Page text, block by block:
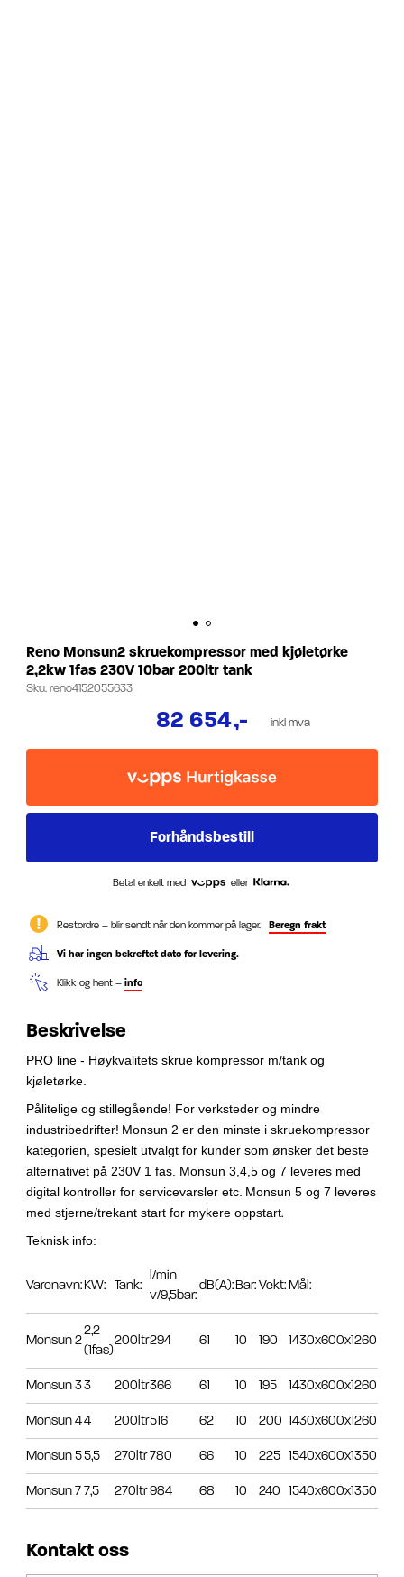
Reno Monsun2 skruekompressor med kjøletørke
2,2kw 1fas 230V 10bar 200ltr tank
Sku.reno4152055633
82 654,- inkl mva
Betal enkelt med eller
Restordre – blir sendt når den kommer på lager. Beregn frakt
Vi har ingen bekreftet dato for levering.
Klikk og hent – info
Beskrivelse
PRO line - Høykvalitets skrue kompressor m/tank og
kjøletørke.
Pålitelige og stillegående! For verksteder og mindre
industribedrifter! Monsun 2 er den minste i skruekompressor
kategorien, spesielt utvalgt for kunder som ønsker det beste
alternativet på 230V 1 fas. Monsun 3,4,5 og 7 leveres med
digital kontroller for servicevarsler etc. Monsun 5 og 7 leveres
med stjerne/trekant start for mykere oppstart.
Teknisk info:
Varenavn:KW: Tank:
l/min
v/9,5bar:
dB(A):Bar:Vekt:Mål:
Monsun 2
2,2
(1fas)
200ltr294 61 10 190 1430x600x1260
Monsun 33 200ltr366 61 10 195 1430x600x1260
Monsun 44 200ltr516 62 10 200 1430x600x1260
Monsun 55,5 270ltr780 66 10 225 1540x600x1350
Monsun 77,5 270ltr984 68 10 240 1540x600x1350
Kontakt oss